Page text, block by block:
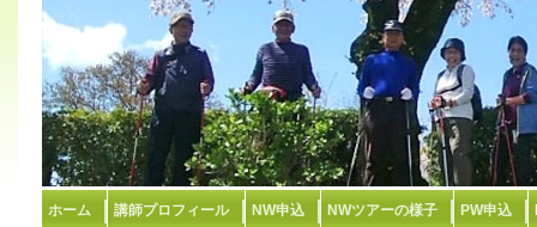
ホーム 講師プロフィール NW申込 NWツアーの様子 PW申込